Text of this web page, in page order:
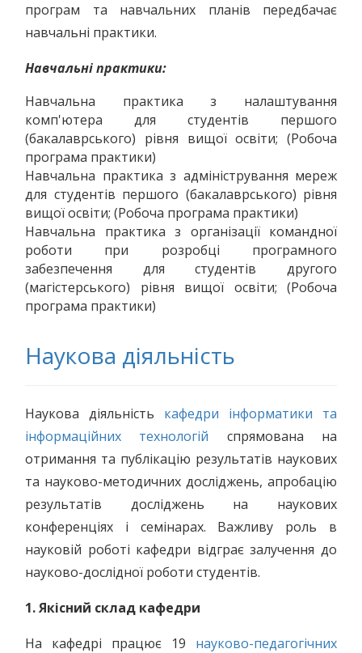
програм та навчальних планів передбачає
навчальні практики.
Навчальні практики:
Навчальна практика з налаштування
комп'ютера для студентів першого
(бакалаврського) рівня вищої освіти; (Робоча
програма практики)
Навчальна практика з адміністрування мереж
для студентів першого (бакалаврського) рівня
вищої освіти; (Робоча програма практики)
Навчальна практика з організації командної
роботи при розробці програмного
забезпечення для студентів другого
(магістерського) рівня вищої освіти; (Робоча
програма практики)
Наукова діяльність
Наукова діяльність кафедри інформатики та
інформаційних технологій спрямована на
отримання та публікацію результатів наукових
та науково-методичних досліджень, апробацію
результатів досліджень на наукових
конференціях і семінарах. Важливу роль в
науковій роботі кафедри відграє залучення до
науково-дослідної роботи студентів.
1. Якісний склад кафедри
На кафедрі працює 19 науково-педагогічних